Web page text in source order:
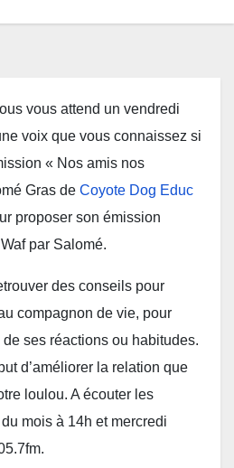
vous attend un vendredi
voix que vous connaissez si
« Nos amis nos
Gras de Coyote Dog Educ
proposer son émission
par Salomé.
des conseils pour
compagnon de vie, pour
ses réactions ou habitudes.
d’améliorer la relation que
loulou. A écouter les
mois à 14h et mercredi